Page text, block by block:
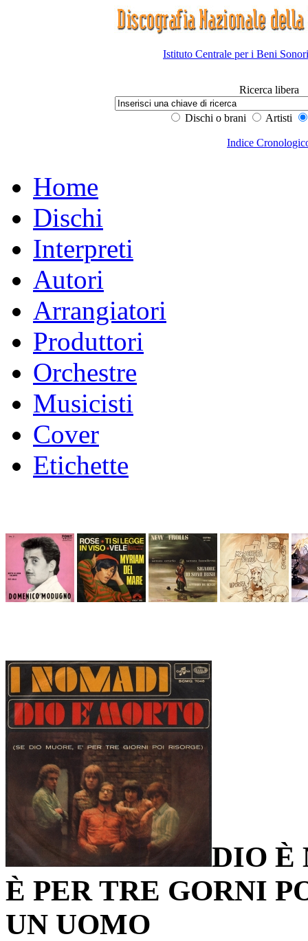
Istituto Centrale per i Beni
Ricerca libera
Dischi o brani Artisti
Indice
Home
Dischi
Interpreti
Autori
Arrangiatori
Produttori
Orchestre
Musicisti
Cover
Etichette
DIO È
È PER TRE GORNI
UN UOMO